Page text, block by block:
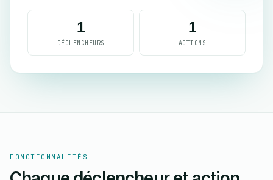
1
DÉCLENCHEURS
1
ACTIONS
FONCTIONNALITÉS